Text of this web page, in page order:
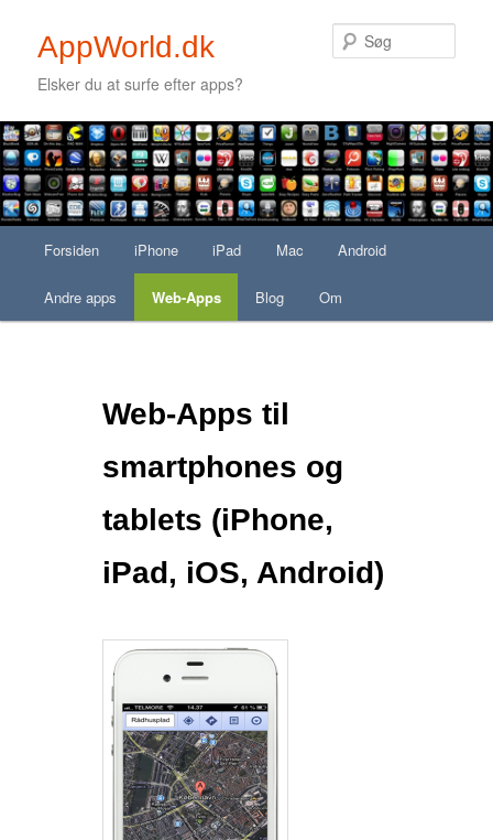
AppWorld.dk
Elsker du at surfe efter apps?
Secondary menu
Fortsæt til primært indhold
Fortsæt til sekundært indhold
Fortsæt til primært indhold
Fortsæt til sekundært indhold
Forsiden iPhone iPad Mac Android
Andre apps Web-Apps Blog Om
Web-Apps til
smartphones og
tablets (iPhone,
iPad, iOS, Android)